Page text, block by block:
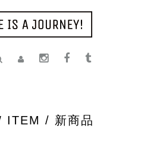
ITEM / 新商品